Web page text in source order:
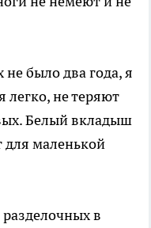
было два года, я
не теряют
Белый вкладыш
для маленькой
в